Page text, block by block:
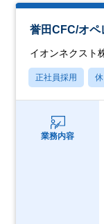
誉田CFC/オペ
イオンネクスト
正社員採用
業務内容